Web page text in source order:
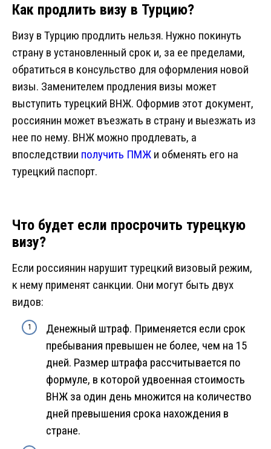
Как продлить визу в Турцию?
Визу в Турцию продлить нельзя. Нужно покинуть
страну в установленный срок и, за ее пределами,
обратиться в консульство для оформления новой
визы. Заменителем продления визы может
выступить турецкий ВНЖ. Оформив этот документ,
россиянин может въезжать в страну и выезжать из
нее по нему. ВНЖ можно продлевать, а
впоследствии получить ПМЖ и обменять его на
турецкий паспорт.
Что будет если просрочить турецкую
визу?
Если россиянин нарушит турецкий визовый режим,
к нему применят санкции. Они могут быть двух
видов:
Денежный штраф. Применяется если срок
пребывания превышен не более, чем на 15
дней. Размер штрафа рассчитывается по
формуле, в которой удвоенная стоимость
ВНЖ за один день множится на количество
дней превышения срока нахождения в
стране.